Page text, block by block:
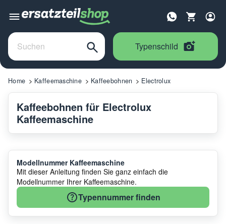
Typenschild
Home Kaffeemaschine Kaffeebohnen Electrolux
Kaffeebohnen für Electrolux
Kaffeemaschine
Modellnummer Kaffeemaschine
Mit dieser Anleitung finden Sie ganz einfach die
Modellnummer Ihrer Kaffeemaschine.
Typennummer finden